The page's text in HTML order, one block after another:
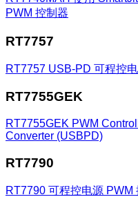
PWM 控制器
RT7757
RT7757 USB-PD 可程控
RT7755GEK
RT7755GEK PWM
Converter (USBPD)
RT7790
RT7790 可程控电源 PWM